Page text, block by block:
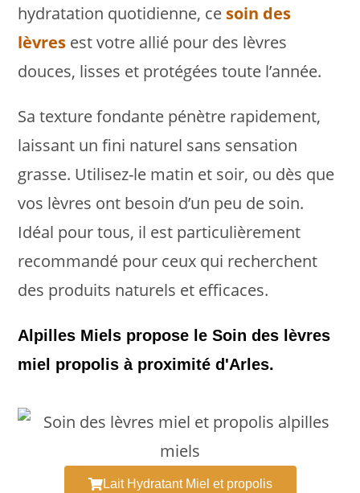
hydratation quotidienne, ce soin des
lèvres est votre allié pour des lèvres
douces, lisses et protégées toute l’année.
Sa texture fondante pénètre rapidement,
laissant un fini naturel sans sensation
grasse. Utilisez-le matin et soir, ou dès que
vos lèvres ont besoin d’un peu de soin.
Idéal pour tous, il est particulièrement
recommandé pour ceux qui recherchent
des produits naturels et efficaces.
Alpilles Miels propose le Soin des lèvres
miel propolis à proximité d'Arles.
Lait Hydratant Miel et propolis